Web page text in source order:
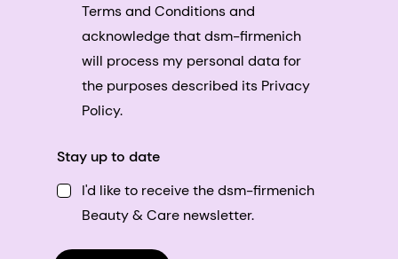
Terms and Conditions and
acknowledge that dsm-firmenich
will process my personal data for
the purposes described its Privacy
Policy.
Stay up to date
I'd like to receive the dsm-firmenich
Beauty & Care newsletter.